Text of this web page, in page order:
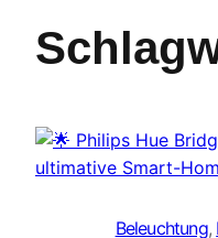
Beleuchtung,